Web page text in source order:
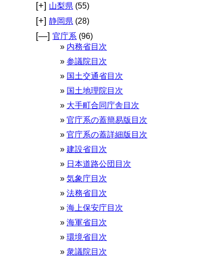
[+] 山梨県 (55)
[+] 静岡県 (28)
[—] 官庁系 (96)
内務省目次
参議院目次
国土交通省目次
国土地理院目次
大手町合同庁舎目次
官庁系の蓋簡易版目次
官庁系の蓋詳細版目次
建設省目次
日本道路公団目次
気象庁目次
法務省目次
海上保安庁目次
海軍省目次
環境省目次
衆議院目次